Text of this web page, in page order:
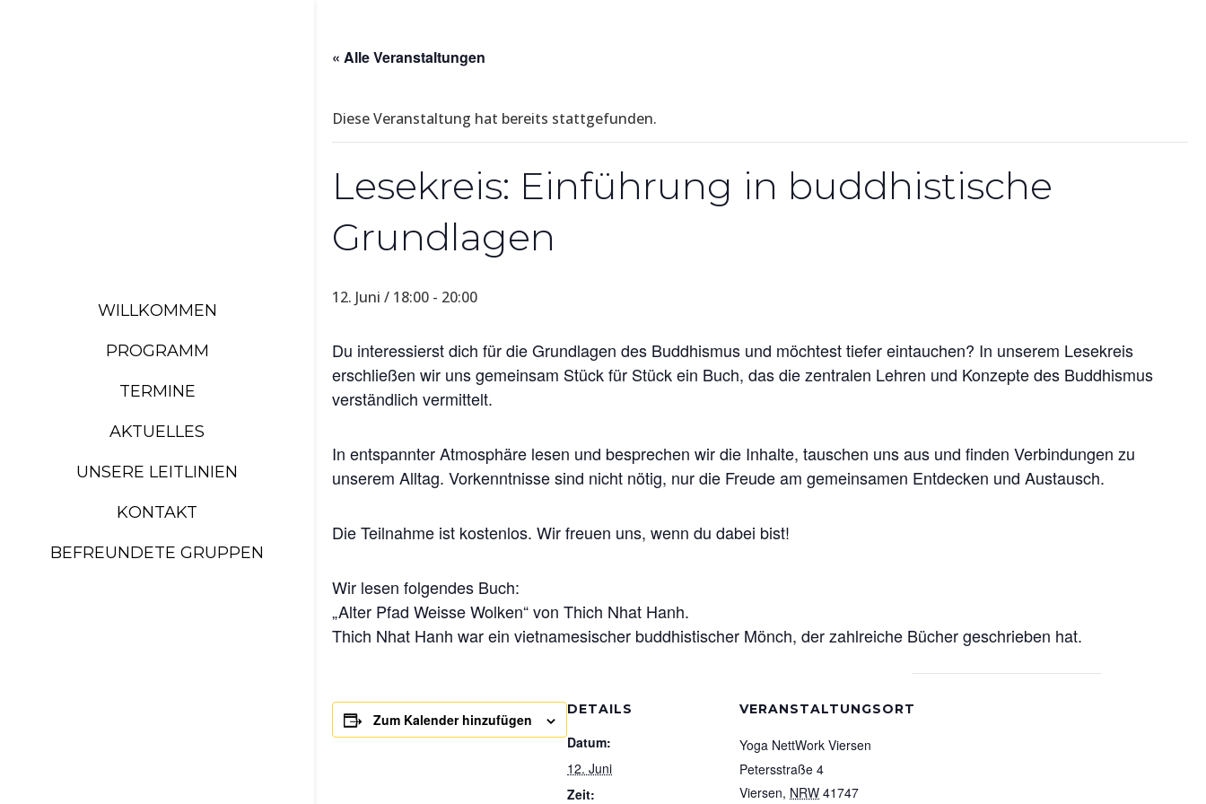
WILLKOMMEN
PROGRAMM
TERMINE
AKTUELLES
UNSERE LEITLINIEN
KONTAKT
BEFREUNDETE GRUPPEN
« Alle Veranstaltungen
Diese Veranstaltung hat bereits stattgefunden.
Lesekreis: Einführung in buddhistische
Grundlagen
12. Juni / 18:00 - 20:00
Du interessierst dich für die Grundlagen des Buddhismus und möchtest tiefer eintauchen? In unserem Lesekreis
erschließen wir uns gemeinsam Stück für Stück ein Buch, das die zentralen Lehren und Konzepte des Buddhismus
verständlich vermittelt.
In entspannter Atmosphäre lesen und besprechen wir die Inhalte, tauschen uns aus und finden Verbindungen zu
unserem Alltag. Vorkenntnisse sind nicht nötig, nur die Freude am gemeinsamen Entdecken und Austausch.
Die Teilnahme ist kostenlos. Wir freuen uns, wenn du dabei bist!
Wir lesen folgendes Buch:
„Alter Pfad Weisse Wolken“ von Thich Nhat Hanh.
Thich Nhat Hanh war ein vietnamesischer buddhistischer Mönch, der zahlreiche Bücher geschrieben hat.
Zum Kalender hinzufügen
DETAILS
Datum:
12. Juni
Zeit:
VERANSTALTUNGSORT
Yoga NettWork Viersen
Petersstraße 4
Viersen, NRW 41747